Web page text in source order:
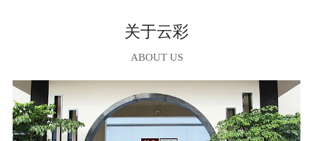
关于云彩
ABOUT US